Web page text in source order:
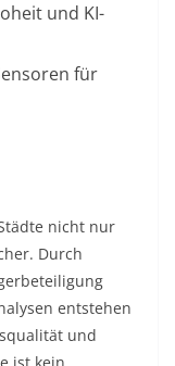
und KI-
für
nicht nur
Durch
entstehen
und